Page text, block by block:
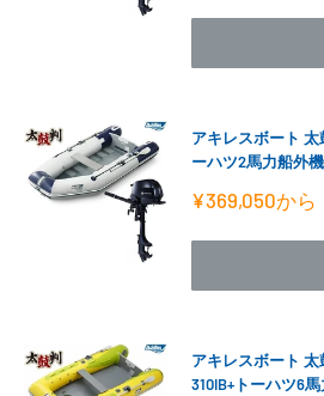
価
アキレスボート 太
ーハツ2馬力船外
販
価
¥369,050から
アキレスボート
310IB+トーハツ6